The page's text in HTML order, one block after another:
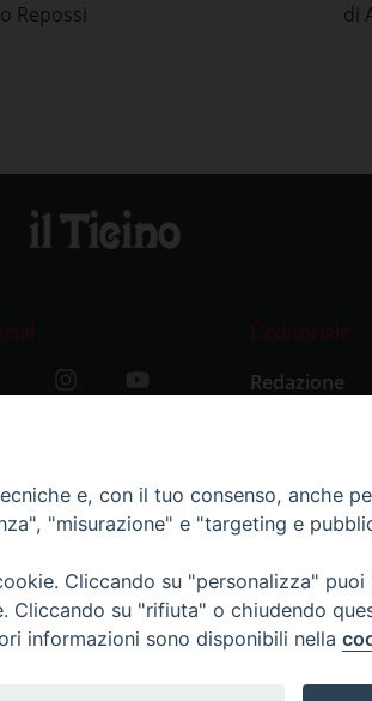
Repossi di
L’editoriale
Redazione
e, con il tuo consenso, anche
"misurazione" e "targeting e
Cliccando su "personalizza"
Cliccando su "rifiuta" o chiudendo
informazioni sono disponibili nella